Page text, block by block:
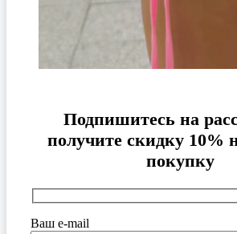
Подпишитесь на
получите скидку 10%
покупку
Ваш e-mail